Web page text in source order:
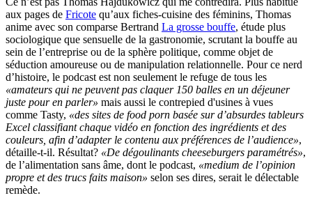
aux pages de Fricote qu’aux fiches-cuisine des féminins, Thomas
anime avec son comparse Bertrand La grosse bouffe, étude plus
sociologique que sensuelle de la gastronomie, scrutant la bouffe au
sein de l’entreprise ou de la sphère politique, comme objet de
séduction amoureuse ou de manipulation relationnelle. Pour ce nerd
d’histoire, le podcast est non seulement le refuge de tous les
«amateurs qui ne peuvent pas claquer 150 balles en un déjeuner
juste pour en parler» mais aussi le contrepied d'usines à vues
comme Tasty, «des sites de food porn basée sur d’absurdes tableurs
Excel classifiant chaque vidéo en fonction des ingrédients et des
couleurs, afin d’adapter le contenu aux préférences de l’audience»,
détaille-t-il. Résultat? «De dégoulinants cheeseburgers paramétrés»,
de l’alimentation sans âme, dont le podcast, «medium de l’opinion
propre et des trucs faits maison» selon ses dires, serait le délectable
remède.